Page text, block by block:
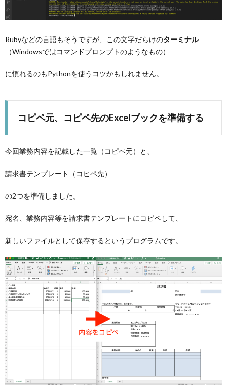
Rubyなどの言語もそうですが、この文字だらけのターミナル
（Windowsではコマンドプロンプトのようなもの）
に慣れるのもPythonを使うコツかもしれません。
コピペ元、コピペ先のExcelブックを準備する
今回業務内容を記載した一覧（コピペ元）と、
請求書テンプレート（コピペ先）
の2つを準備しました。
宛名、業務内容等を請求書テンプレートにコピペして、
新しいファイルとして保存するというプログラムです。